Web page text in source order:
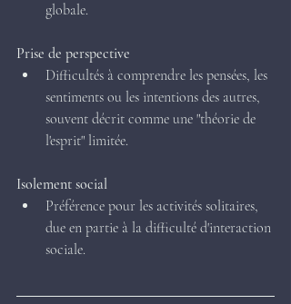
globale.
Prise de perspective
Difficultés à comprendre les pensées, les
sentiments ou les intentions des autres,
souvent décrit comme une "théorie de
l'esprit" limitée.
Isolement social
Préférence pour les activités solitaires,
due en partie à la difficulté d'interaction
sociale.